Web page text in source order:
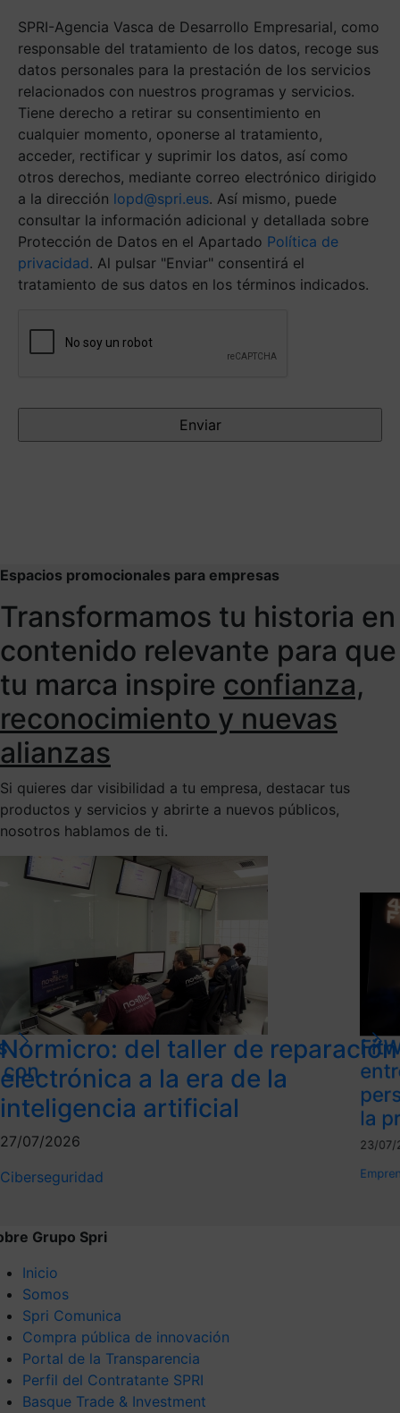
ágil.
(Obligatorio)
SPRI-Agencia Vasca de Desarrollo Empresarial, como
responsable del tratamiento de los datos, recoge sus
datos personales para la prestación de los servicios
relacionados con nuestros programas y servicios.
Tiene derecho a retirar su consentimiento en
cualquier momento, oponerse al tratamiento,
acceder, rectificar y suprimir los datos, así como
otros derechos, mediante correo electrónico dirigido
a la dirección lopd@spri.eus. Así mismo, puede
consultar la información adicional y detallada sobre
Protección de Datos en el Apartado Política de
privacidad. Al pulsar "Enviar" consentirá el
tratamiento de sus datos en los términos indicados.
Espacios promocionales para empresas
Transformamos tu historia en
contenido relevante para que
tu marca inspire confianza,
reconocimiento y nuevas
alianzas
Si quieres dar visibilidad a tu empresa, destacar tus
productos y servicios y abrirte a nuevos públicos,
nosotros hablamos de ti.
Normicro: del taller de reparación
electrónica a la era de la
inteligencia artificial
27/07/2026
Ciberseguridad
la
23/07/
Grupo Spri
Inicio
Somos
Spri Comunica
Compra pública de innovación
Portal de la Transparencia
Perfil del Contratante SPRI
Basque Trade & Investment